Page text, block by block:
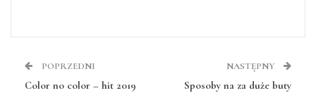
POPRZEDNI
Color no color – hit 2019
NASTĘPNY
Sposoby na za duże buty